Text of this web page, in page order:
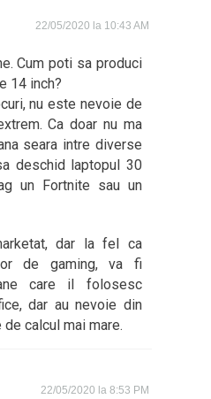
22/05/2020 la 10:43 AM
Cum poti sa produci
14 inch?
nu este nevoie de
Ca doar nu ma
seara intre diverse
deschid laptopul 30
un Fortnite sau un
dar la fel ca
de gaming, va fi
care il folosesc
dar au nevoie din
calcul mai mare.
22/05/2020 la 8:53 PM